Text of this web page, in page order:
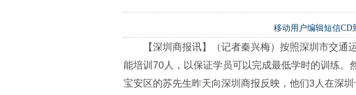
移动用户编辑短信CD
【深圳商报讯】（记者秦兴梅）按照深圳市交
能培训70人，以保证学员可以完成最低学时的训练。
宝安区的苏先生昨天向深圳商报反映，他们3人在深